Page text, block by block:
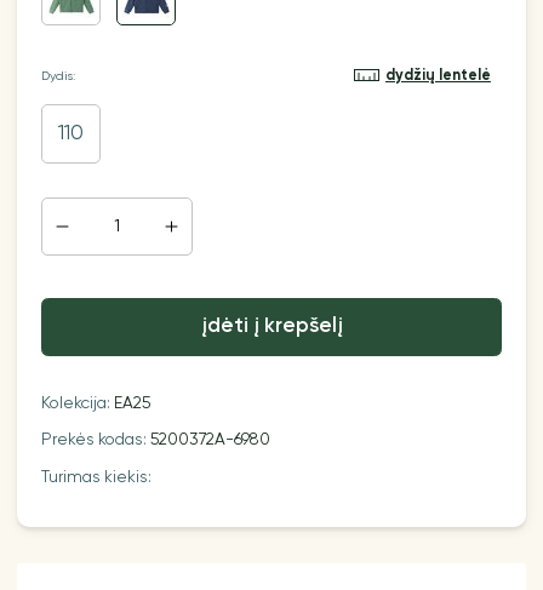
Dydis: dydžių lentelė
110
įdėti į krepšelį
Kolekcija: EA25
Prekės kodas:5200372A-6980
Turimas kiekis: